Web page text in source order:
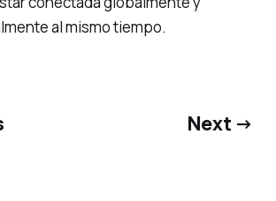
al mismo tiempo.
Next →